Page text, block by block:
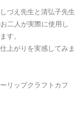
づえ先生と清弘子先生
二人が実際に使用し
す。
上がりを実感してみま
リップクラフトカフ